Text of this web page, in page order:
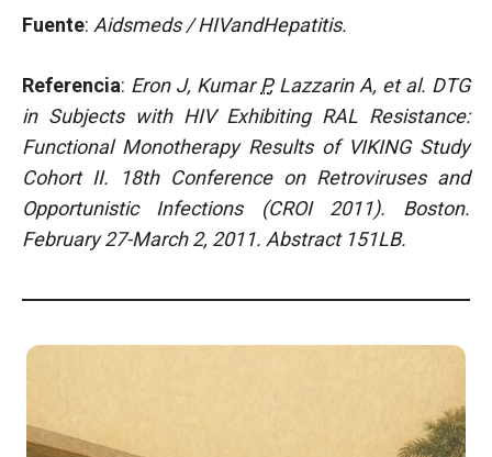
Fuente: Aidsmeds / HIVandHepatitis.
Referencia: Eron J, KumarP, Lazzarin A, et al. DTG
in Subjects with HIV Exhibiting RAL Resistance:
Functional Monotherapy Results of VIKING Study
Cohort II. 18th Conference on Retroviruses and
Opportunistic Infections (CROI 2011). Boston.
February 27-March 2, 2011. Abstract 151LB.